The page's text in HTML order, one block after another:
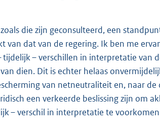
die zijn geconsulteerd, een
dat van de regering. Ik ben me
– verschillen in interpretatie van
dien. Dit is echter helaas
van netneutraliteit en, naar
een verkeerde beslissing zijn om
– verschil in interpretatie te